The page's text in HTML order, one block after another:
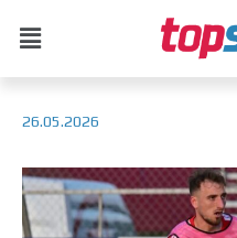
26.05.2026